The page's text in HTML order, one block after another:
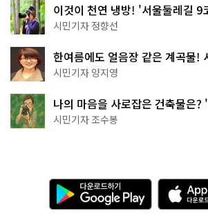
이것이 천연 냉방! '서울둘레길 9
나볼까
시민기자 정향선
한여름에도 얼음장 같은 계곡물!
천국이네~
시민기자 양지영
나의 마음을 사로잡은 건축물은
상작 공개!
시민기자 조수봉
다
운
로